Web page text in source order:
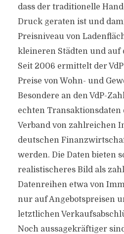
dass der traditionelle
Druck geraten ist und
Preisniveau von
kleineren Städten und auf
Seit 2006 ermittelt der
Preise von Wohn- und
Besondere an den VdP-
echten
Verband von zahlreichen
deutschen
werden. Die Daten bieten
realistischeres Bild als
Datenreihen etwa von
nur auf Angebotspreisen
letztlichen
Noch aussagekräftiger